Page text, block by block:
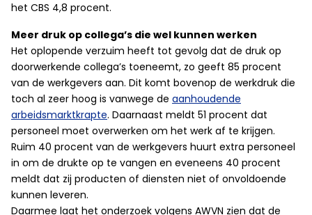
het CBS 4,8 procent.
Meer druk op collega’s die wel kunnen werken
Het oplopende verzuim heeft tot gevolg dat de druk op
doorwerkende collega’s toeneemt, zo geeft 85 procent
van de werkgevers aan. Dit komt bovenop de werkdruk die
toch al zeer hoog is vanwege de aanhoudende
arbeidsmarktkrapte. Daarnaast meldt 51 procent dat
personeel moet overwerken om het werk af te krijgen.
Ruim 40 procent van de werkgevers huurt extra personeel
in om de drukte op te vangen en eveneens 40 procent
meldt dat zij producten of diensten niet of onvoldoende
kunnen leveren.
Daarmee laat het onderzoek volgens AWVN zien dat de